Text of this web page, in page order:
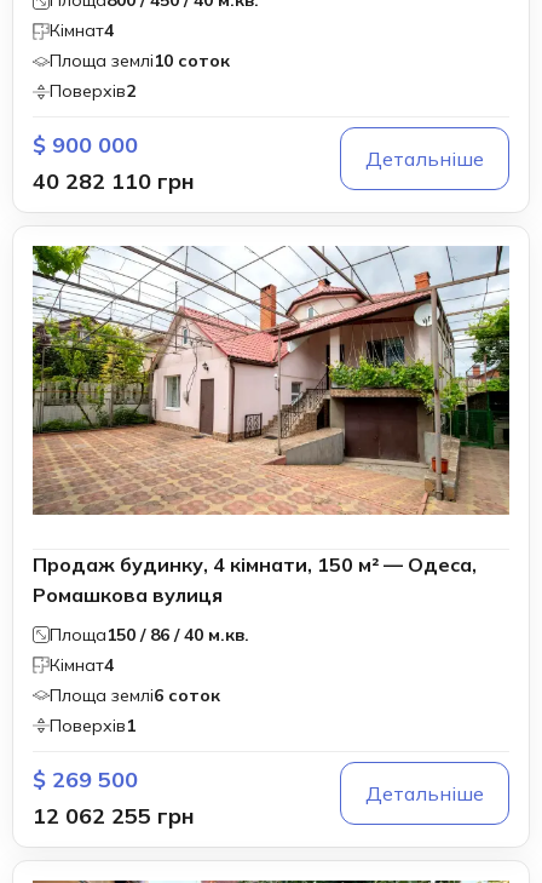
Кімнат4
Площа землі10 соток
Поверхів2
$ 900 000
40 282 110 грн
Детальніше
Продаж будинку, 4 кімнати, 150 м² — Одеса,
Ромашкова вулиця
Площа150 / 86 / 40 м.кв.
Кімнат4
Площа землі6 соток
Поверхів1
$ 269 500
12 062 255 грн
Детальніше